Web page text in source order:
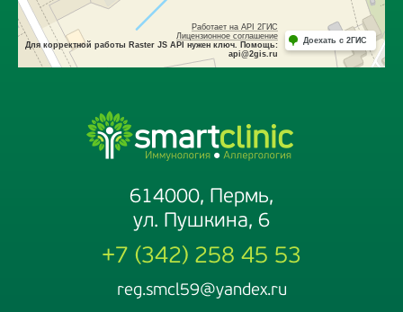
614000, Пермь,
ул. Пушкина, 6
+7 (342) 258 45 53
reg.smcl59@yandex.ru